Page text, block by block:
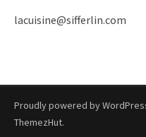
lacuisine@sifferlin.com
Proudly powered by
ThemezHut.